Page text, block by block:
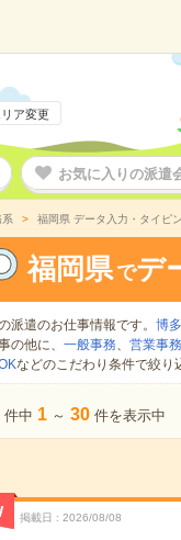
ア変更
お気に入りの派遣
福岡県 データ入力・タイピ
福岡県 でデ
派遣のお仕事情報です。 博
の他に、 一般事務、 営業事務
などのこだわり条件で絞り
件中 1 ～ 30 件を表示中
掲載日 2026/08/08